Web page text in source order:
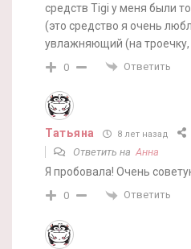
средств Tigi у меня были
(это средство я очень
увлажняющий (на троечку,
0 Ответить
Татьяна 8 лет назад
Ответить наАнна
Я пробовала! Очень
0 Ответить